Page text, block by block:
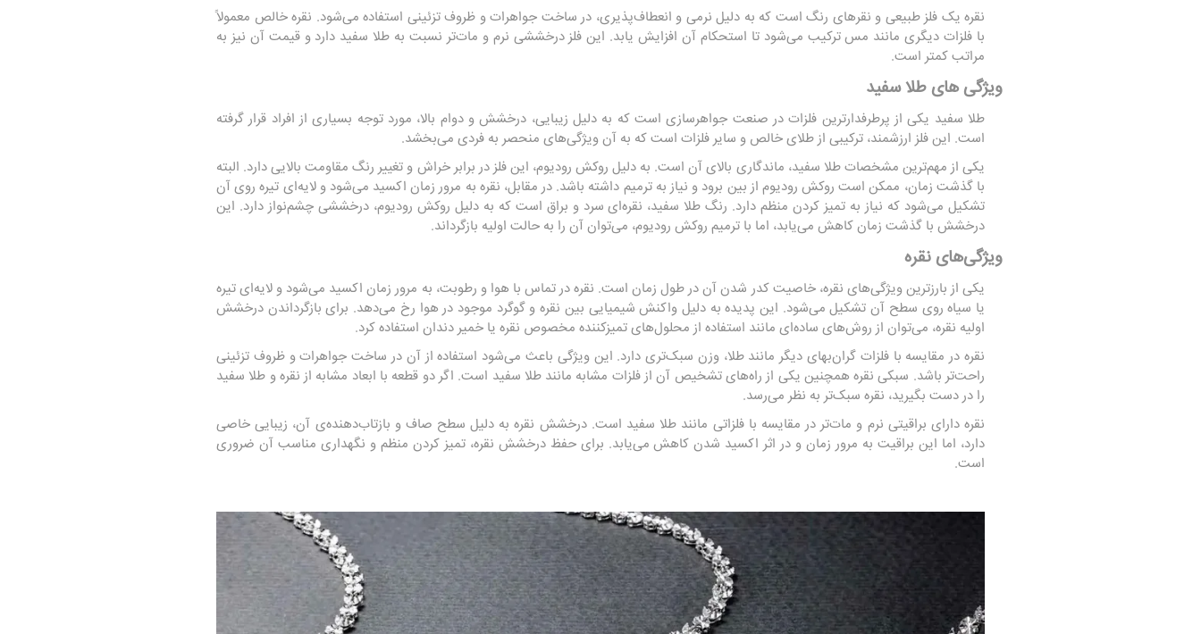
نقره یک فلز طبیعی و نقرهای رنگ است که به دلیل نرمی و انعطاف‌پذیری، در ساخت جواهرات و ظروف تزئینی استفاده می‌شود. نقره خالص معمولاً
با فلزات دیگری مانند مس ترکیب می‌شود تا استحکام آن افزایش یابد. این فلز درخششی نرم و مات‌تر نسبت به طلا سفید دارد و قیمت آن نیز به
مراتب کمتر است.
ویژگی‌ های طلا سفید
طلا سفید یکی از پرطرفدارترین فلزات در صنعت جواهرسازی است که به دلیل زیبایی، درخشش و دوام بالا، مورد توجه بسیاری از افراد قرار گرفته
است. این فلز ارزشمند، ترکیبی از طلای خالص و سایر فلزات است که به آن ویژگی‌های منحصر به فردی می‌بخشد.
یکی از مهم‌ترین مشخصات طلا سفید، ماندگاری بالای آن است. به دلیل روکش رودیوم، این فلز در برابر خراش و تغییر رنگ مقاومت بالایی دارد. البته
با گذشت زمان، ممکن است روکش رودیوم از بین برود و نیاز به ترمیم داشته باشد. در مقابل، نقره به مرور زمان اکسید می‌شود و لایه‌ای تیره روی آن
تشکیل می‌شود که نیاز به تمیز کردن منظم دارد. رنگ طلا سفید، نقره‌ای سرد و براق است که به دلیل روکش رودیوم، درخششی چشم‌نواز دارد. این
درخشش با گذشت زمان کاهش می‌یابد، اما با ترمیم روکش رودیوم، می‌توان آن را به حالت اولیه بازگرداند.
ویژگی‌های نقره
یکی از بارزترین ویژگی‌های نقره، خاصیت کدر شدن آن در طول زمان است. نقره در تماس با هوا و رطوبت، به مرور زمان اکسید می‌شود و لایه‌ای تیره
یا سیاه روی سطح آن تشکیل می‌شود. این پدیده به دلیل واکنش شیمیایی بین نقره و گوگرد موجود در هوا رخ می‌دهد. برای بازگرداندن درخشش
اولیه نقره، می‌توان از روش‌های ساده‌ای مانند استفاده از محلول‌های تمیزکننده مخصوص نقره یا خمیر دندان استفاده کرد.
نقره در مقایسه با فلزات گران‌بهای دیگر مانند طلا، وزن سبک‌تری دارد. این ویژگی باعث می‌شود استفاده از آن در ساخت جواهرات و ظروف تزئینی
راحت‌تر باشد. سبکی نقره همچنین یکی از راه‌های تشخیص آن از فلزات مشابه مانند طلا سفید است. اگر دو قطعه با ابعاد مشابه از نقره و طلا سفید
را در دست بگیرید، نقره سبک‌تر به نظر می‌رسد.
نقره دارای براقیتی نرم و مات‌تر در مقایسه با فلزاتی مانند طلا سفید است. درخشش نقره به دلیل سطح صاف و بازتاب‌دهنده‌ی آن، زیبایی خاصی
دارد، اما این براقیت به مرور زمان و در اثر اکسید شدن کاهش می‌یابد. برای حفظ درخشش نقره، تمیز کردن منظم و نگهداری مناسب آن ضروری
است.